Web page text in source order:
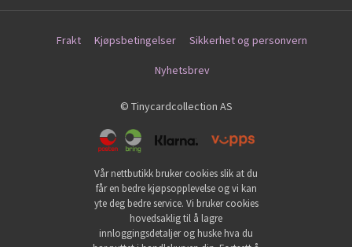
Frakt Kjøpsbetingelser Sikkerhet og personvern
Nyhetsbrev
© Tinycardcollection AS
Vår nettbutikk bruker cookies slik at du
får en bedre kjøpsopplevelse og vi kan
yte deg bedre service. Vi bruker cookies
hovedsaklig til å lagre
innloggingsdetaljer og huske hva du